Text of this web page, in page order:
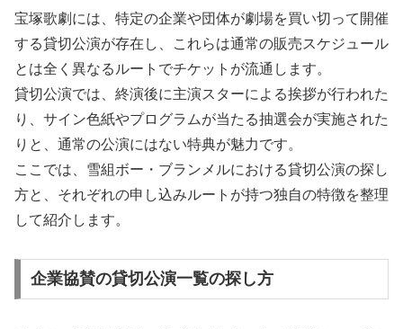
宝塚歌劇には、特定の企業や団体が劇場を買い切って開催
する貸切公演が存在し、これらは通常の販売スケジュール
とは全く異なるルートでチケットが流通します。
貸切公演では、終演後に主演スターによる挨拶が行われた
り、サイン色紙やプログラムが当たる抽選会が実施された
りと、通常の公演にはない特典が魅力です。
ここでは、雪組ボー・ブランメルにおける貸切公演の探し
方と、それぞれの申し込みルートが持つ独自の特徴を整理
して紹介します。
企業協賛の貸切公演一覧の探し方